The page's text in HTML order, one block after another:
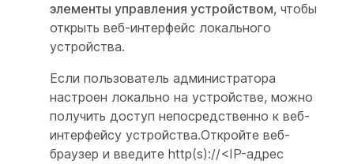
элементы управления устройством, чтобы
открыть веб-интерфейс локального
устройства.
Если пользователь администратора
настроен локально на устройстве, можно
получить доступ непосредственно к веб-
интерфейсу устройства.Откройте веб-
браузер и введите http(s)://<IP-адрес